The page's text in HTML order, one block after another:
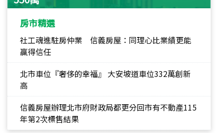
房市精選
社工魂進駐房仲業 信義房屋：同理心比業績更能
贏得信任
北市車位『奢侈的幸福』 大安坡道車位332萬創新
高
信義房屋辦理北市府財政局都更分回市有不動產115
年第2次標售結果